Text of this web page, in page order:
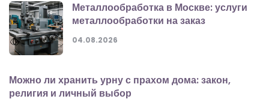
Металлообработка в Москве: услуги
металлообработки на заказ
04.08.2026
Можно ли хранить урну с прахом дома: закон,
религия и личный выбор